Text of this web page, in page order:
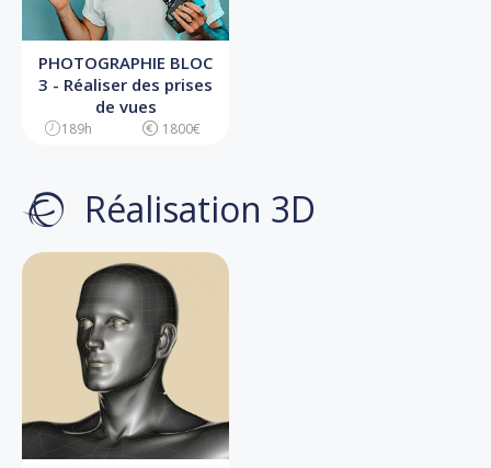
PHOTOGRAPHIE BLOC
3 - Réaliser des prises
de vues
189h 1800€
Réalisation 3D